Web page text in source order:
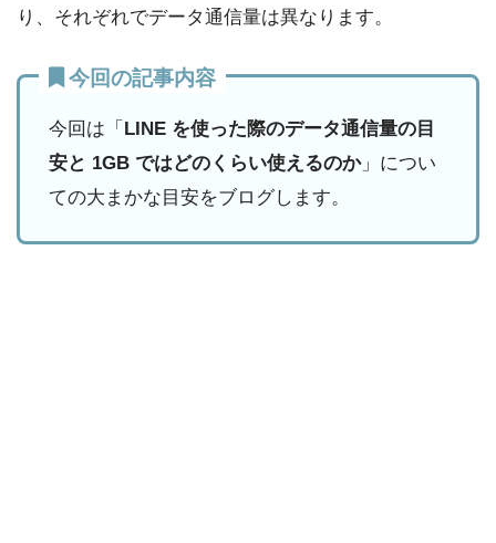
り、それぞれでデータ通信量は異なります。
今回の記事内容
今回は「 LINE を使った際のデータ通信量の目
安と 1GB ではどのくらい使えるのか」につい
ての大まかな目安をブログします。